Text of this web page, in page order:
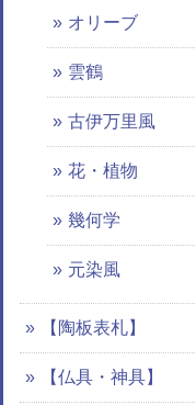
オリーブ
雲鶴
古伊万里風
花・植物
幾何学
元染風
【陶板表札】
【仏具・神具】